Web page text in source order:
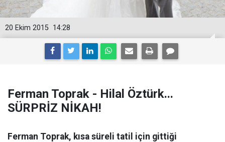
14:28
20 Ekim 2015
Ferman Toprak - Hilal Öztürk...
SÜRPRİZ NİKAH!
Ferman Toprak, kısa süreli tatil için gittiği